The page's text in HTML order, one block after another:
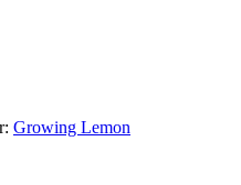
Growing Lemon